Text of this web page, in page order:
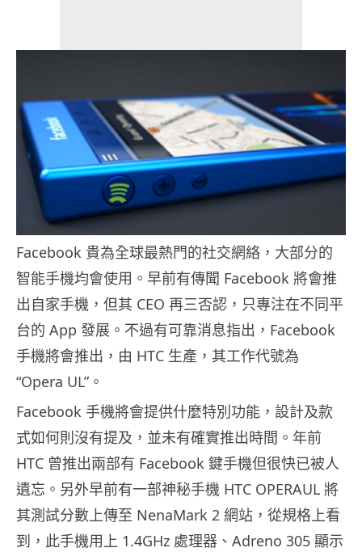
Facebook 貴為全球最熱門的社交網絡，大部分的
智能手機均會使用。早前有傳聞 Facebook 將會推
出自家手機，但其 CEO 再三否認，只專注在不同平
台的 App 發展。不過有可靠消息指出，Facebook
手機將會推出，由 HTC 生產，其工作代號為
“Opera UL”。
Facebook 手機將會提供什麼特別功能，設計及款
式如何則沒有提及，並未有確實推出時間。年前
HTC 曾推出兩部有 Facebook 鍵手機但很快已被人
遺忘。另外早前有一部神秘手機 HTC OPERAUL 將
其測試分數上傳至 NenaMark 2 網站，從規格上看
到，此手機用上 1.4GHz 處理器、Adreno 305 顯示